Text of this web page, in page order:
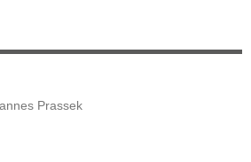
Prassek